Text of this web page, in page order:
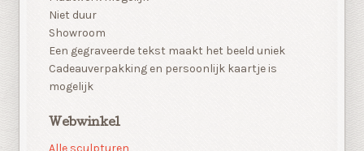
Niet duur
Showroom
Een gegraveerde tekst maakt het beeld uniek
Cadeauverpakking en persoonlijk kaartje is
mogelijk
Webwinkel
Alle sculpturen